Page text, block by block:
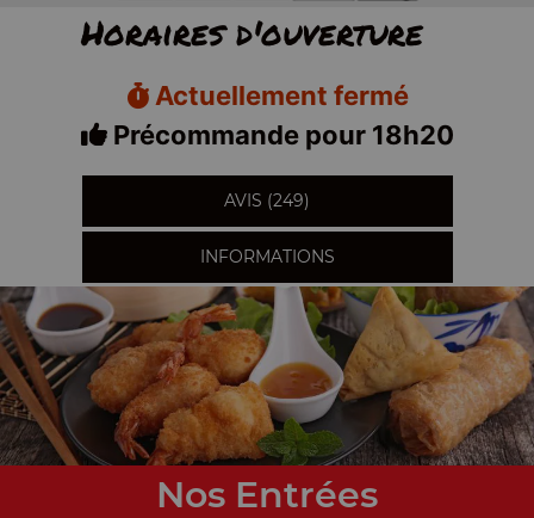
Horaires d'ouverture
Actuellement fermé
Précommande pour 18h20
AVIS (249)
INFORMATIONS
Nos Entrées